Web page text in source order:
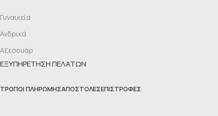
Γυναικεία
Ανδρικά
Αξεσουάρ
ΕΞΥΠΗΡΕΤΗΣΗ ΠΕΛΑΤΩΝ
ΤΡΌΠΟΙ ΠΛΗΡΩΜΉΣΑΠΟΣΤΟΛΈΣΕΠΙΣΤΡΟΦΈΣ